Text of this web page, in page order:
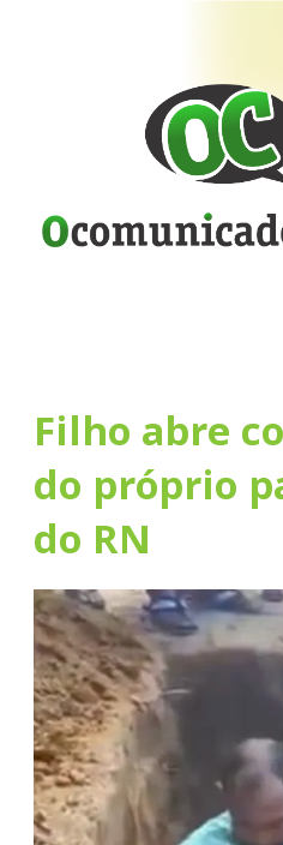
Filho abre
do próprio
do RN